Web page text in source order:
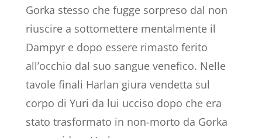
Gorka stesso che fugge sorpreso dal non
riuscire a sottomettere mentalmente il
Dampyr e dopo essere rimasto ferito
all’occhio dal suo sangue venefico. Nelle
tavole finali Harlan giura vendetta sul
corpo di Yuri da lui ucciso dopo che era
stato trasformato in non-morto da Gorka